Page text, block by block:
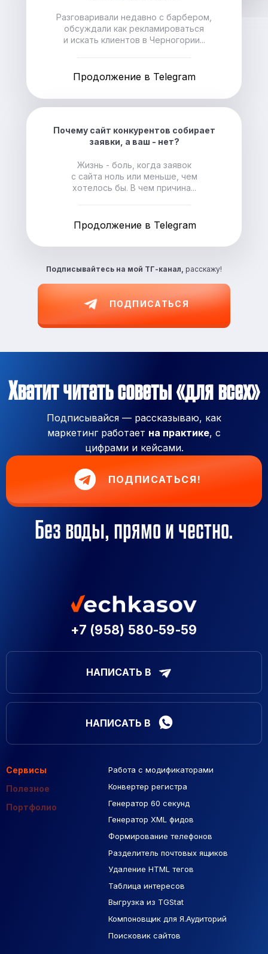
Подписывайтесь на мой ТГ-канал, расскажу!
ПОДПИСАТЬСЯ
Разговаривали недавно с барбером,
обсуждали как рекламироваться
и искать клиентов в Черногории...
Продолжение в Telegram
Почему сайт конкурентов собирает
заявки, а ваш - нет?
Жизнь - боль, когда заявок
с сайта ноль или меньше, чем
хотелось бы. В чем причина...
Продолжение в Telegram
Хватит читать советы «для всех»
Подписывайся — рассказываю, как
маркетинг работает на практике, с
цифрами и кейсами.
ПОДПИСАТЬСЯ!
Без воды, прямо и честно.
+7 (958) 580-59-59
НАПИСАТЬ В
НАПИСАТЬ В
Сервисы
Полезное
Портфолио
Работа с модификаторами
Конвертер регистра
Генератор 60 секунд
Генератор XML фидов
Формирование телефонов
Разделитель почтовых ящиков
Удаление HTML тегов
Таблица интересов
Выгрузка из TGStat
Компоновщик для Я.Аудиторий
Поисковик сайтов
Подборка сайтов
Макеты Figma
База Яндекс Карты
РСЯ площадки
Созданные сайты
Контекстная реклама